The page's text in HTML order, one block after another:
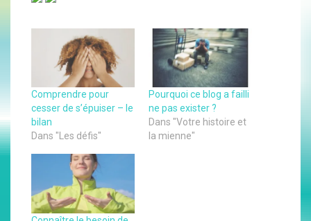
Comprendre pour
cesser de s’épuiser – le
bilan
Dans "Les défis"
Pourquoi ce blog a failli
ne pas exister ?
Dans "Votre histoire et
la mienne"